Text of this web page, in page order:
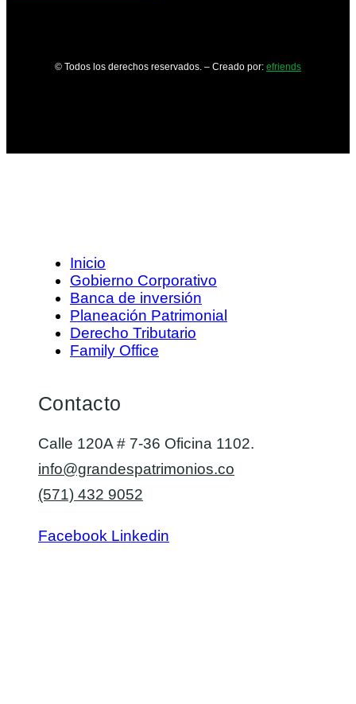
© Todos los derechos reservados. – Creado por: efriends
Inicio
Gobierno Corporativo
Banca de inversión
Planeación Patrimonial
Derecho Tributario
Family Office
Contacto
Calle 120A # 7-36 Oficina 1102.
info@grandespatrimonios.co
(571) 432 9052
Facebook Linkedin